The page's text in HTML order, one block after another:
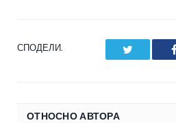
СПОДЕЛИ.
ОТНОСНО АВТОРА